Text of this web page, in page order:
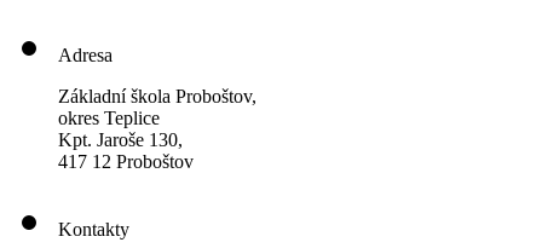
Adresa
Základní škola Proboštov,
okres Teplice
Kpt. Jaroše 130,
417 12 Proboštov
Kontakty